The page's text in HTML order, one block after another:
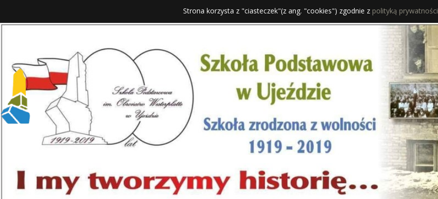
Strona korzysta z "ciasteczek"(z ang. "cookies") zgodnie z polityką prywatności